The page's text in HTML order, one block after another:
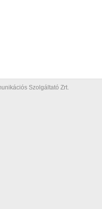
Szolgáltató Zrt.